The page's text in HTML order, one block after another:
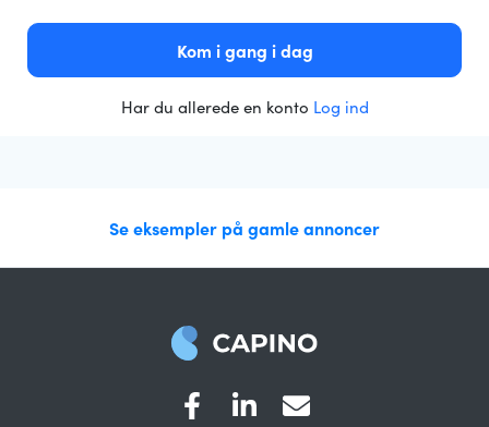
Kom i gang i dag
Har du allerede en konto Log ind
Se eksempler på gamle annoncer